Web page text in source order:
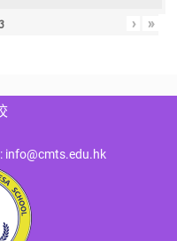
3 › »
info@cmts.edu.hk